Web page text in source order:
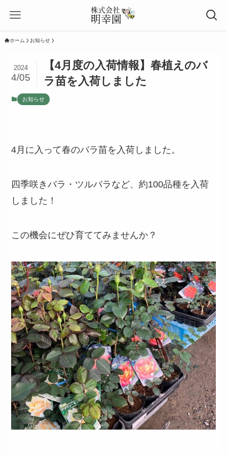
ホーム お知らせ
【4月度の入荷情報】春植えのバ
ラ苗を入荷しました
2024
4/05
お知らせ
4月に入って春のバラ苗を入荷しました。
四季咲きバラ・ツルバラなど、約100品種を入荷
しました！
この機会にぜひ育ててみませんか？